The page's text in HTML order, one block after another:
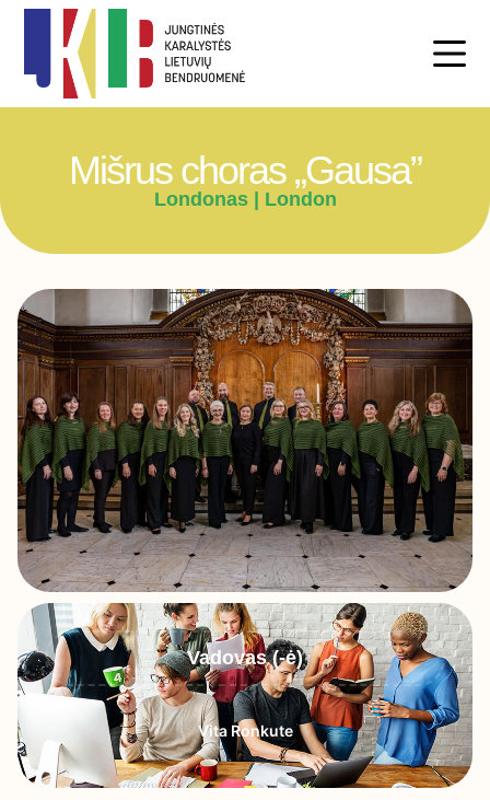
Mišrus choras „Gausa”
Londonas | London
Vadovas (-ė)
Vita Ronkute